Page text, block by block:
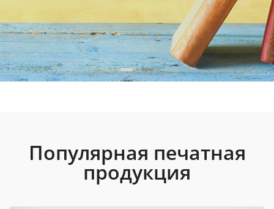
Популярная печатная
продукция